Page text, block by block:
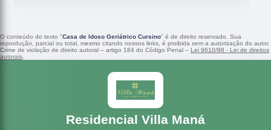
O conteúdo do texto "Casa de Idoso Geriátrico Cursino" é de direito reservado. Sua
reprodução, parcial ou total, mesmo citando nossos links, é proibida sem a autorização do autor.
Crime de violação de direito autoral – artigo 184 do Código Penal – Lei 9610/98 - Lei de direitos
autorais
Residencial Villa Maná